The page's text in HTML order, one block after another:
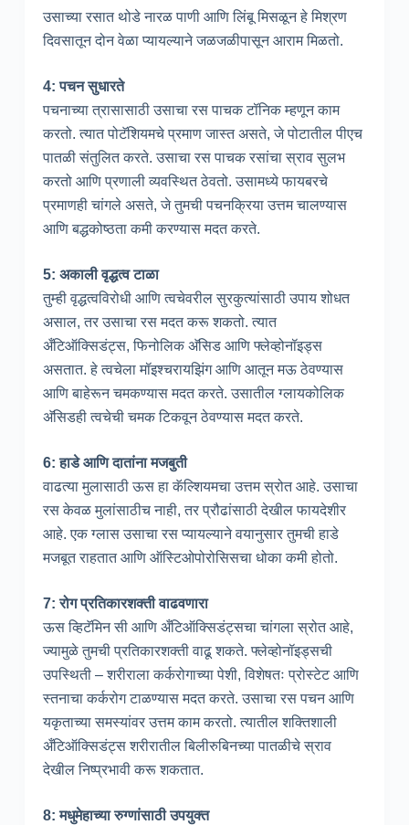
उसाच्या रसात थोडे नारळ पाणी आणि लिंबू मिसळून हे मिश्रण
दिवसातून दोन वेळा प्यायल्याने जळजळीपासून आराम मिळतो.
4: पचन सुधारते
पचनाच्या त्रासासाठी उसाचा रस पाचक टॉनिक म्हणून काम
करतो. त्यात पोटॅशियमचे प्रमाण जास्त असते, जे पोटातील पीएच
पातळी संतुलित करते. उसाचा रस पाचक रसांचा स्राव सुलभ
करतो आणि प्रणाली व्यवस्थित ठेवतो. उसामध्ये फायबरचे
प्रमाणही चांगले असते, जे तुमची पचनक्रिया उत्तम चालण्यास
आणि बद्धकोष्ठता कमी करण्यास मदत करते.
5: अकाली वृद्धत्व टाळा
तुम्ही वृद्धत्वविरोधी आणि त्वचेवरील सुरकुत्यांसाठी उपाय शोधत
असाल, तर उसाचा रस मदत करू शकतो. त्यात
अँटिऑक्सिडंट्स, फिनोलिक अ‍ॅसिड आणि फ्लेव्होनॉइड्स
असतात. हे त्वचेला मॉइश्चरायझिंग आणि आतून मऊ ठेवण्यास
आणि बाहेरून चमकण्यास मदत करते. उसातील ग्लायकोलिक
अ‍ॅसिडही त्वचेची चमक टिकवून ठेवण्यास मदत करते.
6: हाडे आणि दातांना मजबुती
वाढत्या मुलासाठी ऊस हा कॅल्शियमचा उत्तम स्रोत आहे. उसाचा
रस केवळ मुलांसाठीच नाही, तर प्रौढांसाठी देखील फायदेशीर
आहे. एक ग्लास उसाचा रस प्यायल्याने वयानुसार तुमची हाडे
मजबूत राहतात आणि ऑस्टिओपोरोसिसचा धोका कमी होतो.
7: रोग प्रतिकारशक्ती वाढवणारा
ऊस व्हिटॅमिन सी आणि अँटिऑक्सिडंट्सचा चांगला स्रोत आहे,
ज्यामुळे तुमची प्रतिकारशक्ती वाढू शकते. फ्लेव्होनॉइड्सची
उपस्थिती – शरीराला कर्करोगाच्या पेशी, विशेषतः प्रोस्टेट आणि
स्तनाचा कर्करोग टाळण्यास मदत करते. उसाचा रस पचन आणि
यकृताच्या समस्यांवर उत्तम काम करतो. त्यातील शक्तिशाली
अँटिऑक्सिडंट्स शरीरातील बिलीरुबिनच्या पातळीचे स्राव
देखील निष्प्रभावी करू शकतात.
8: मधुमेहाच्या रुग्णांसाठी उपयुक्त